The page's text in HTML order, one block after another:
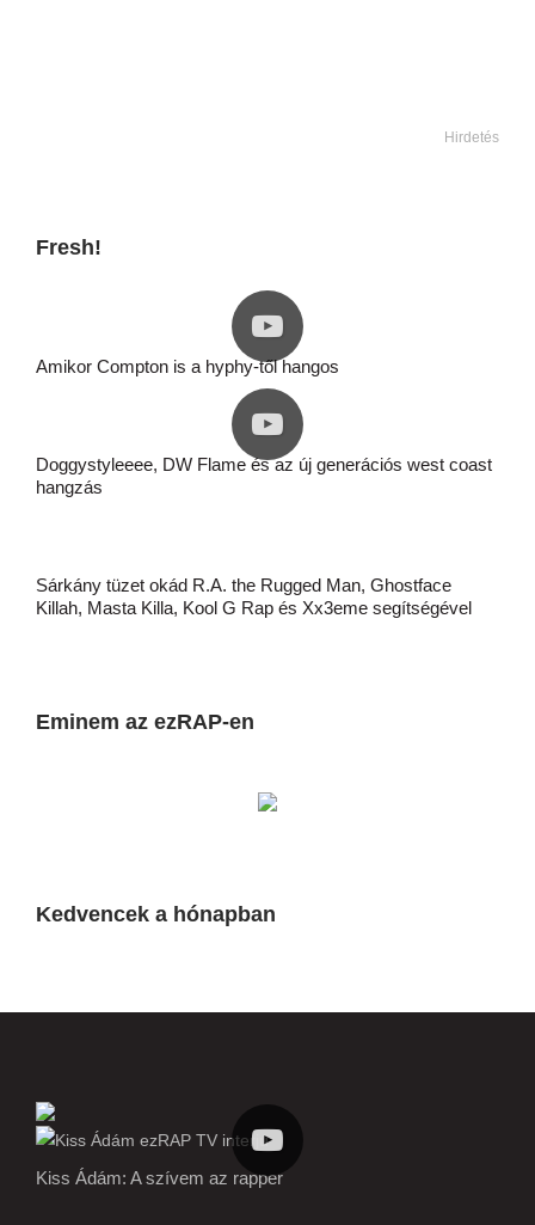
Hirdetés
Fresh!
Amikor Compton is a hyphy-től hangos
Doggystyleeee, DW Flame és az új generációs west coast
hangzás
Sárkány tüzet okád R.A. the Rugged Man, Ghostface
Killah, Masta Killa, Kool G Rap és Xx3eme segítségével
Eminem az ezRAP-en
Kedvencek a hónapban
Kiss Ádám: A szívem az rapper